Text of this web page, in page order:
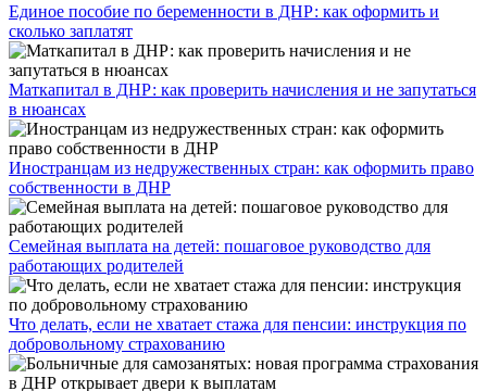
Единое пособие по беременности в ДНР: как оформить и
сколько заплатят
​Маткапитал в ДНР: как проверить начисления и не запутаться
в нюансах
Иностранцам из недружественных стран: как оформить право
собственности в ДНР
Семейная выплата на детей: пошаговое руководство для
работающих родителей
Что делать, если не хватает стажа для пенсии: инструкция по
добровольному страхованию